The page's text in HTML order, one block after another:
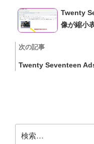
稿
ナ
ビ
ゲ
ン
去
の
投
稿
Twenty
像が縮小
次
次の記事
Twenty Seventeen
索: